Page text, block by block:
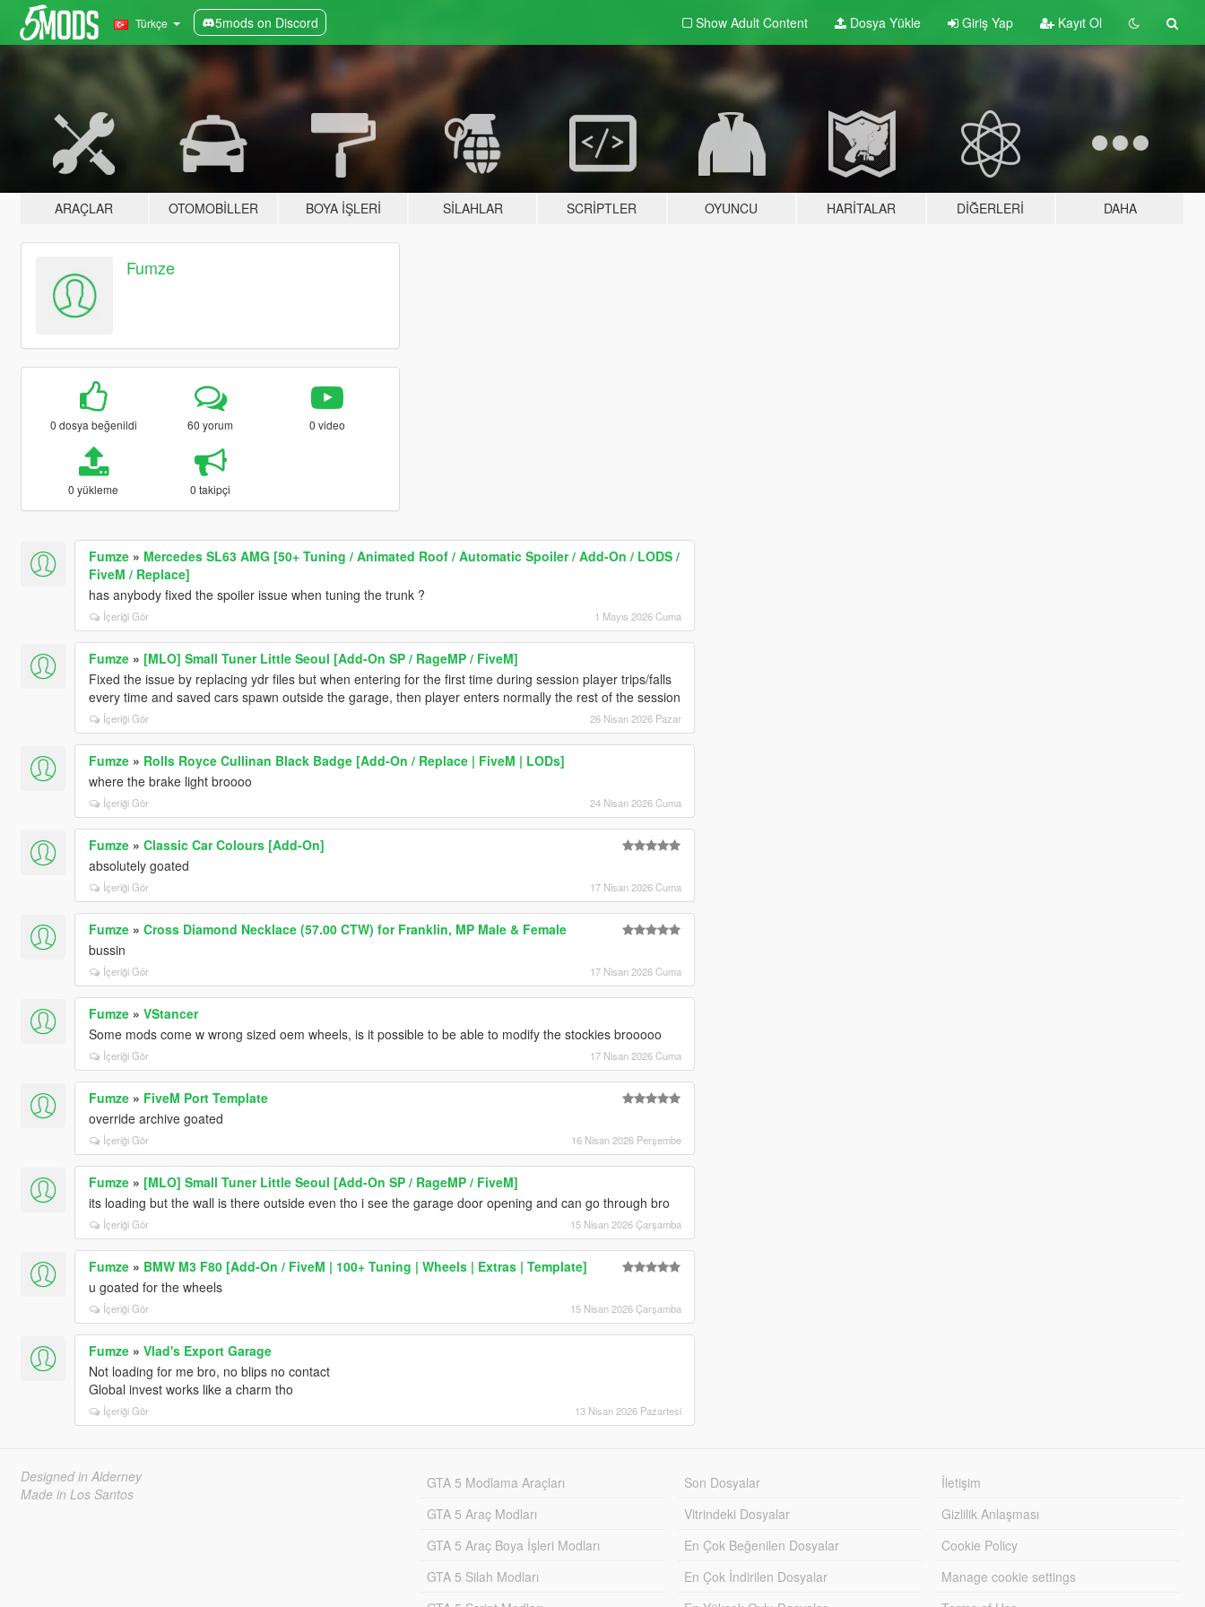
Türkçe 5mods on Discord Show Adult Content Dosya Yükle Giriş Yap Kayıt Ol
ARAÇLAR OTOMOBILLER BOYA İŞLERI SILAHLAR SCRIPTLER OYUNCU HARITALAR DIĞERLERI DAHA
Fumze
0 dosya beğenildi 60 yorum 0 video
0 yükleme 0 takipçi
Fumze» Mercedes SL63 AMG [50+ Tuning / Animated Roof / Automatic Spoiler / Add-On / LODS /
FiveM / Replace]
has anybody fixed the spoiler issue when tuning the trunk ?
İçeriği Gör 1 Mayıs 2026 Cuma
Fumze» [MLO] Small Tuner Little Seoul [Add-On SP / RageMP / FiveM]
Fixed the issue by replacing ydr files but when entering for the first time during session player trips/falls
every time and saved cars spawn outside the garage, then player enters normally the rest of the session
İçeriği Gör 26 Nisan 2026 Pazar
Fumze» Rolls Royce Cullinan Black Badge [Add-On / Replace | FiveM | LODs]
where the brake light broooo
İçeriği Gör 24 Nisan 2026 Cuma
Fumze» Classic Car Colours [Add-On]
absolutely goated
İçeriği Gör 17 Nisan 2026 Cuma
Fumze» Cross Diamond Necklace (57.00 CTW) for Franklin, MP Male & Female
bussin
İçeriği Gör 17 Nisan 2026 Cuma
Fumze» VStancer
Some mods come w wrong sized oem wheels, is it possible to be able to modify the stockies brooooo
İçeriği Gör 17 Nisan 2026 Cuma
Fumze» FiveM Port Template
override archive goated
İçeriği Gör 16 Nisan 2026 Perşembe
Fumze» [MLO] Small Tuner Little Seoul [Add-On SP / RageMP / FiveM]
its loading but the wall is there outside even tho i see the garage door opening and can go through bro
İçeriği Gör 15 Nisan 2026 Çarşamba
Fumze» BMW M3 F80 [Add-On / FiveM | 100+ Tuning | Wheels | Extras | Template]
u goated for the wheels
İçeriği Gör 15 Nisan 2026 Çarşamba
Fumze» Vlad's Export Garage
Not loading for me bro, no blips no contact
Global invest works like a charm tho
İçeriği Gör 13 Nisan 2026 Pazartesi
Designed in Alderney
Made in Los Santos
GTA 5 Modlama Araçları
GTA 5 Araç Modları
GTA 5 Araç Boya İşleri Modları
GTA 5 Silah Modları
Son Dosyalar
Vitrindeki Dosyalar
En Çok Beğenilen Dosyalar
En Çok İndirilen Dosyalar
İletişim
Gizlilik Anlaşması
Cookie Policy
Manage cookie settings